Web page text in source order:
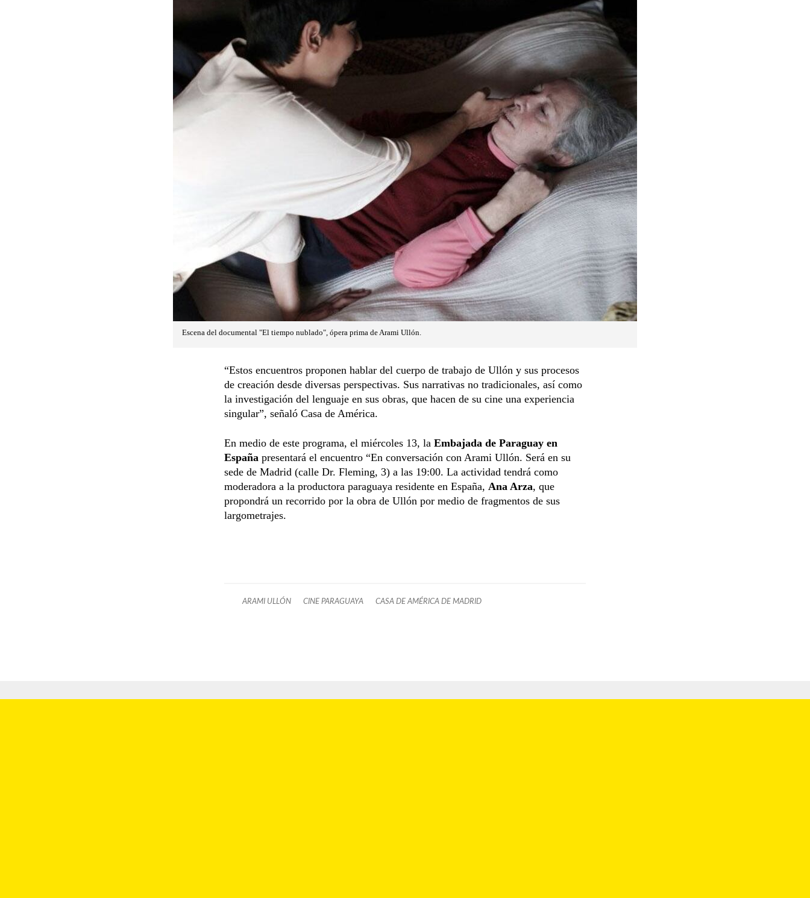
Escena del documental "El tiempo nublado", ópera prima de Arami Ullón.
“Estos encuentros proponen hablar del cuerpo de trabajo de Ullón y sus procesos
de creación desde diversas perspectivas. Sus narrativas no tradicionales, así como
la investigación del lenguaje en sus obras, que hacen de su cine una experiencia
singular”, señaló Casa de América.
En medio de este programa, el miércoles 13, la Embajada de Paraguay en
España presentará el encuentro “En conversación con Arami Ullón. Será en su
sede de Madrid (calle Dr. Fleming, 3) a las 19:00. La actividad tendrá como
moderadora a la productora paraguaya residente en España, Ana Arza, que
propondrá un recorrido por la obra de Ullón por medio de fragmentos de sus
largometrajes.
ARAMI ULLÓN CINE PARAGUAYA CASA DE AMÉRICA DE MADRID